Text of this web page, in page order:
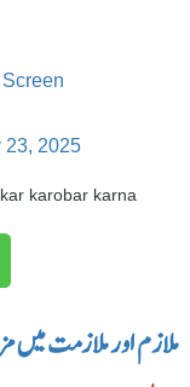
23, 2025
karobar karna
ملازم اور ملازمت میں